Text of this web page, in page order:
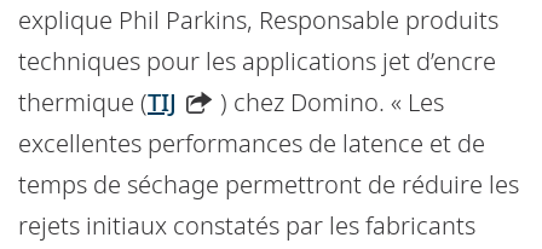
explique Phil Parkins, Responsable produits
techniques pour les applications jet d’encre
thermique (TIJ
) chez Domino. « Les
excellentes performances de latence et de
temps de séchage permettront de réduire les
rejets initiaux constatés par les fabricants